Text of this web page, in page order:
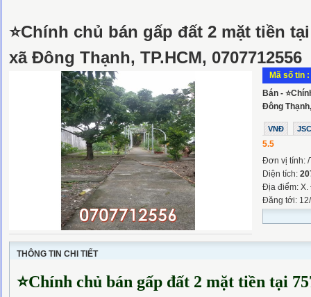
⭐Chính chủ bán gấp đất 2 mặt tiền
xã Đông Thạnh, TP.HCM, 0707712556
Mã số tin
Bán -
Đông
VNĐ JSC
5.5
Đơn vị tính: /
Diện tích:
Địa điểm: X.
Đăng tới:
THÔNG TIN CHI TIẾT
⭐Chính chủ bán gấp đất 2 mặt tiền tại